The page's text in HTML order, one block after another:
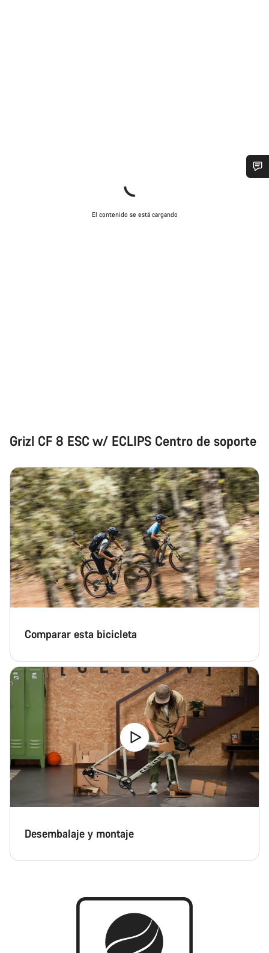
El contenido se está cargando
Grizl CF 8 ESC w/ ECLIPS Centro de soporte
Comparar esta bicicleta
Desembalaje y montaje
Nuestros expertos estarán encantados de responder a tus